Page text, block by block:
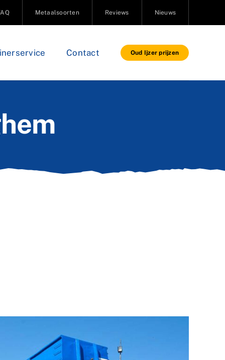
Metaalsoorten Reviews Nieuws
Contact Oud Ijzer prijzen